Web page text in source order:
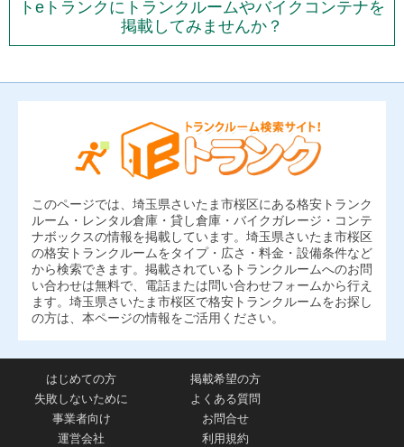
トeトランクにトランクルームやバイクコンテナを
掲載してみませんか？
このページでは、埼玉県さいたま市桜区にある格安トランク
ルーム・レンタル倉庫・貸し倉庫・バイクガレージ・コンテ
ナボックスの情報を掲載しています。埼玉県さいたま市桜区
の格安トランクルームをタイプ・広さ・料金・設備条件など
から検索できます。掲載されているトランクルームへのお問
い合わせは無料で、電話または問い合わせフォームから行え
ます。埼玉県さいたま市桜区で格安トランクルームをお探し
の方は、本ページの情報をご活用ください。
はじめての方
掲載希望の方
失敗しないために
よくある質問
事業者向け
お問合せ
運営会社
利用規約